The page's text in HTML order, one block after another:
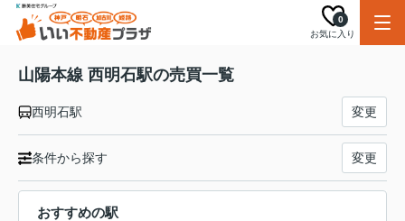
お気に入り
0
山陽本線 西明石駅の売買一覧
西明石駅 変更
条件から探す 変更
おすすめの駅